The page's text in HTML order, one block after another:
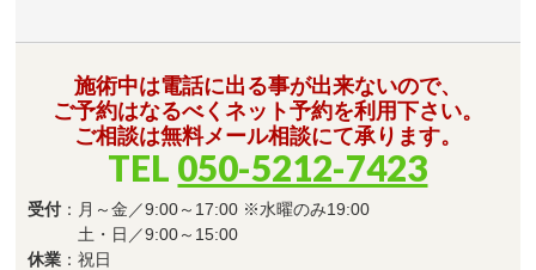
施術中は電話に出る事が出来ないので、
ご予約はなるべくネット予約を利用下さい。
ご相談は無料メール相談にて承ります。
TEL 050-5212-7423
受付 ：月～金／9:00～17:00 ※水曜のみ19:00
土・日／9:00～15:00
休業 ：祝日